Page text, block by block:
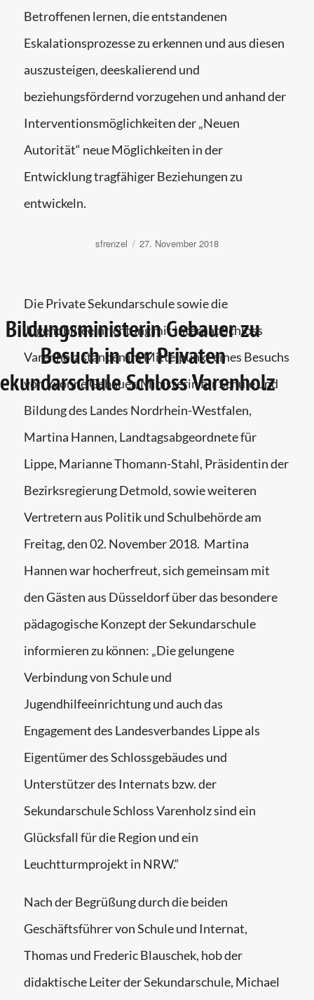
Betroffenen lernen, die entstandenen
Eskalationsprozesse zu erkennen und aus diesen
auszusteigen, deeskalierend und
beziehungsfördernd vorzugehen und anhand der
Interventionsmöglichkeiten der „Neuen
Autorität“ neue Möglichkeiten in der
Entwicklung tragfähiger Beziehungen zu
entwickeln.
Autor
sfrenzel
Veröffentlicht
27. November 2018
Bildungsministerin Gebauer zu
Besuch in der Privaten
Schloss Varenholz
Die Private Sekundarschule sowie die
Jugendhilfeeinrichtung mit Internat Schloss
Varenholz standen im Mittelpunkt eines Besuchs
von Yvonne Gebauer, Ministerin für Schule und
Bildung des Landes Nordrhein-Westfalen,
Martina Hannen, Landtagsabgeordnete für
Lippe, Marianne Thomann-Stahl, Präsidentin der
Bezirksregierung Detmold, sowie weiteren
Vertretern aus Politik und Schulbehörde am
Freitag, den 02. November 2018. Martina
Hannen war hocherfreut, sich gemeinsam mit
den Gästen aus Düsseldorf über das besondere
pädagogische Konzept der Sekundarschule
informieren zu können: „Die gelungene
Verbindung von Schule und
Jugendhilfeeinrichtung und auch das
Engagement des Landesverbandes Lippe als
Eigentümer des Schlossgebäudes und
Unterstützer des Internats bzw. der
Sekundarschule Schloss Varenholz sind ein
Glücksfall für die Region und ein
Leuchtturmprojekt in NRW.“
Nach der Begrüßung durch die beiden
Geschäftsführer von Schule und Internat,
Thomas und Frederic Blauschek, hob der
didaktische Leiter der Sekundarschule, Michael